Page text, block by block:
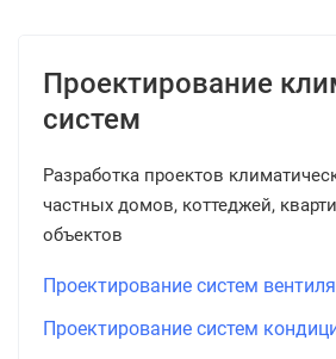
Проектирование
систем
Разработка проектов
частных домов, коттеджей,
объектов
Проектирование систем
Проектирование систем